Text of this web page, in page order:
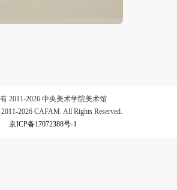
2011-2026 中央美术学院美术馆
2026 CAFAM. All Rights Reserved.
京ICP备17072388号-1